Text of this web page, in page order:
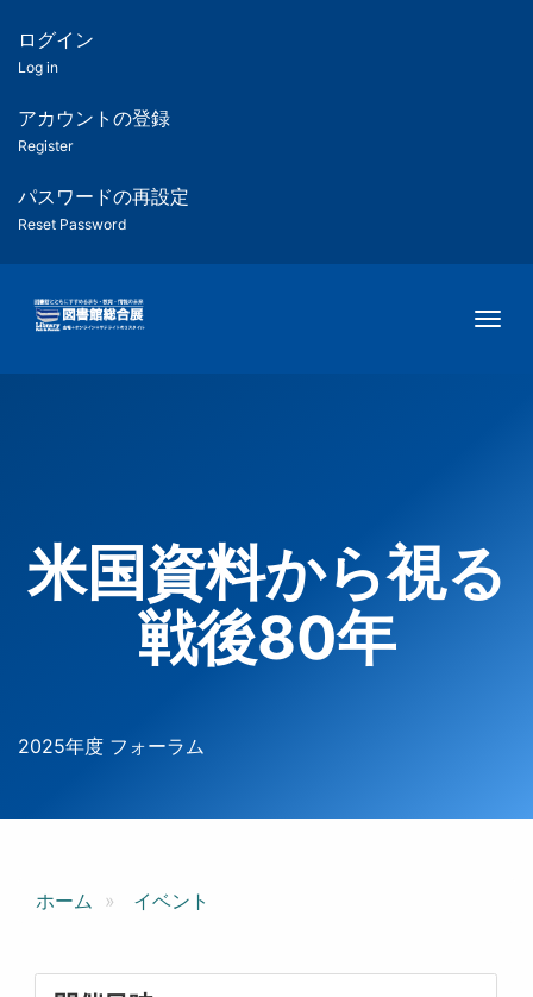
ツ
匿
名
ユ
ー
ー
用
メ
ー
ログイン
Log in
アカウントの登録
Register
パスワードの再設定
Reset Password
米国資料から視る
戦後80年
2025年度 フォーラム
ホーム イベント